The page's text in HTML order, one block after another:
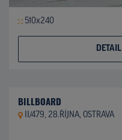
510x240
DETAIL
BILLBOARD
II/479, 28.ŘÍJNA, OSTRAVA